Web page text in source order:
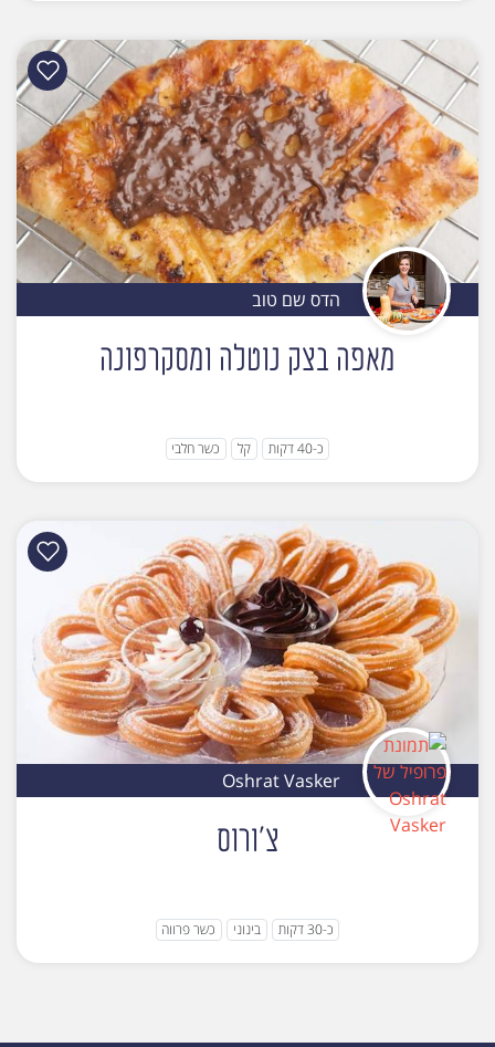
הדס שם טוב
מאפה בצק נוטלה ומסקרפונה
כ-40 דקות קל כשר חלבי
Oshrat Vasker
צ'ורוס
כ-30 דקות בינוני כשר פרווה